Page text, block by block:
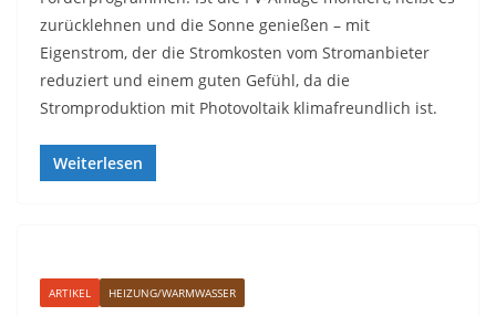
zurücklehnen und die Sonne genießen – mit
Eigenstrom, der die Stromkosten vom Stromanbieter
reduziert und einem guten Gefühl, da die
Stromproduktion mit Photovoltaik klimafreundlich ist.
Weiterlesen
ARTIKEL HEIZUNG/WARMWASSER